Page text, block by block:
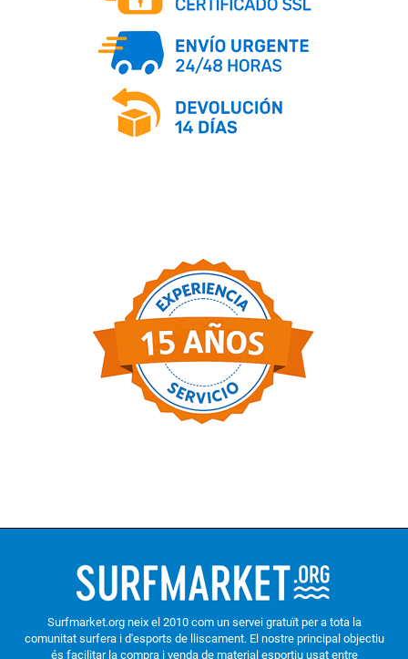
Surfmarket.org neix el 2010 com un servei gratuït per a tota la
comunitat surfera i d'esports de lliscament. El nostre principal objectiu
és facilitar la compra i venda de material esportiu usat entre